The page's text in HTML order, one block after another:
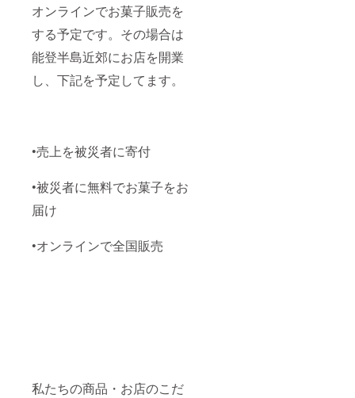
オンラインでお菓子販売を
する予定です。その場合は
能登半島近郊にお店を開業
し、下記を予定してます。
•売上を被災者に寄付
•被災者に無料でお菓子をお
届け
•オンラインで全国販売
私たちの商品・お店のこだ